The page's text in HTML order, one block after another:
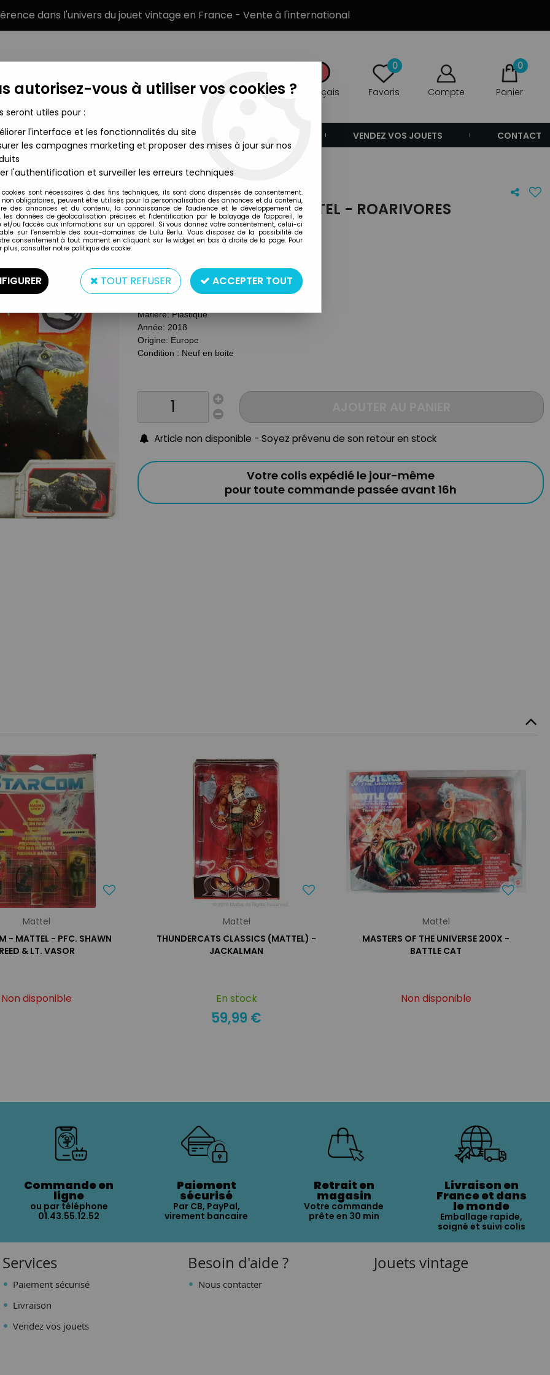
dans l'univers du jouet vintage en France - Vente à l'international
Français
0
Favoris Compte
0
Panier
MARQUES TYPE DE PRODUIT VENDEZ VOS JOUETS CONTACT
- Roarivores Allosaurus
Mattel
JURASSIC WORLD - MATTEL - ROARIVORES
ALLOSAURUS
Type: Figurine articulée
Matière: Plastique
Année: 2018
Origine: Europe
Condition : Neuf en boite
Article non disponible - Soyez prévenu de son retour en stock
Votre colis expédié le jour-même
pour toute commande passée avant 16h
Mattel
- MATTEL - PFC. SHAWN
& LT. VASOR
Non disponible
Mattel
THUNDERCATS CLASSICS (MATTEL) -
JACKALMAN
En stock
59,99 €
Mattel
MASTERS OF THE UNIVERSE 200X -
BATTLE CAT
Non disponible
Commande en
ligne
ou par téléphone
01.43.55.12.52
Paiement
sécurisé
Par CB, PayPal,
virement bancaire
Retrait en
magasin
Votre commande
prête en 30 min
Livraison en
France et dans
le monde
Emballage rapide,
soigné et suivi colis
Services
Paiement sécurisé
Livraison
Vendez vos jouets
Besoin d'aide ?
Nous contacter
Jouets vintage
autorisez-vous à utiliser vos cookies ?
seront utiles pour :
l'interface et les fonctionnalités du site
les campagnes marketing et proposer des mises à jour sur nos
l'authentification et surveiller les erreurs techniques
cookies sont nécessaires à des fins techniques, ils sont donc dispensés de consentement.
non obligatoires, peuvent être utilisés pour la personnalisation des annonces et du contenu,
des annonces et du contenu, la connaissance de l'audience et le développement de
les données de géolocalisation précises et l'identification par le balayage de l'appareil, le
et/ou l'accès aux informations sur un appareil. Si vous donnez votre consentement, celui-ci
sur l’ensemble des sous-domaines de Lulu Berlu. Vous disposez de la possibilité de
consentement à tout moment en cliquant sur le widget en bas à droite de la page. Pour
plus, consulter notre politique de cookie.
TOUT REFUSER ACCEPTER TOUT